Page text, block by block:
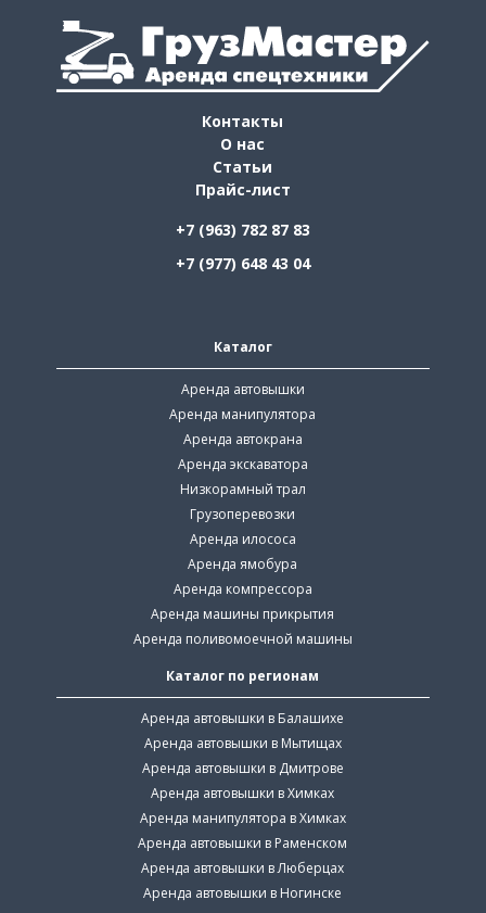
Контакты
О нас
Статьи
Прайс-лист
+7 (963) 782 87 83
+7 (977) 648 43 04
Каталог
Аренда автовышки
Аренда манипулятора
Аренда автокрана
Аренда экскаватора
Низкорамный трал
Грузоперевозки
Аренда илососа
Аренда ямобура
Аренда компрессора
Аренда машины прикрытия
Аренда поливомоечной машины
Каталог по регионам
Аренда автовышки в Балашихе
Аренда автовышки в Мытищах
Аренда автовышки в Дмитрове
Аренда автовышки в Химках
Аренда манипулятора в Химках
Аренда автовышки в Раменском
Аренда автовышки в Люберцах
Аренда автовышки в Ногинске